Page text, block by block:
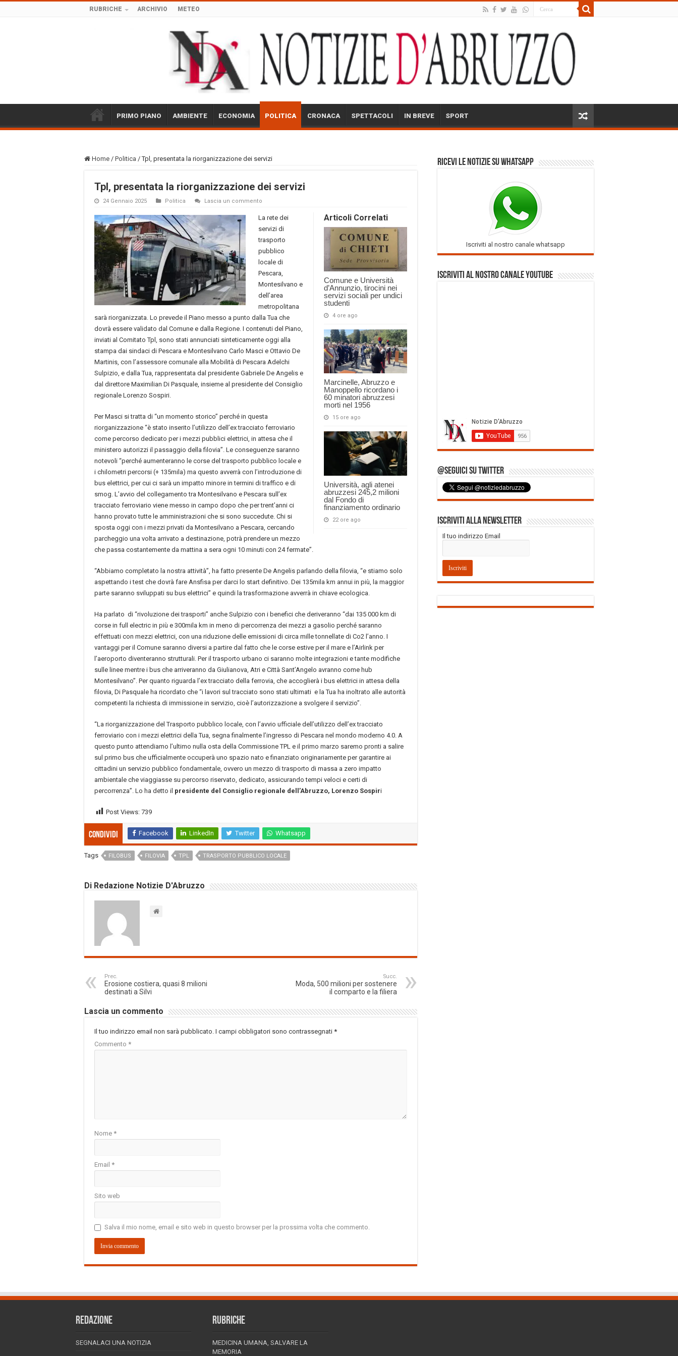
RUBRICHE ARCHIVIO METEO
PRIMO PIANO AMBIENTE ECONOMIA POLITICA CRONACA SPETTACOLI IN BREVE SPORT
Home / Politica / Tpl, presentata la riorganizzazione dei servizi
Tpl, presentata la riorganizzazione dei servizi
24 Gennaio 2025 Politica Lascia un commento
Articoli Correlati
Comune e Università
d’Annunzio, tirocini nei
servizi sociali per undici
studenti
4 ore ago
Marcinelle, Abruzzo e
Manoppello ricordano i
60 minatori abruzzesi
morti nel 1956
15 ore ago
Università, agli atenei
abruzzesi 245,2 milioni
dal Fondo di
finanziamento ordinario
22 ore ago
La rete dei
servizi di
trasporto
pubblico
locale di
Pescara,
Montesilvano e
dell’area
metropolitana
sarà riorganizzata. Lo prevede il Piano messo a punto dalla Tua che
dovrà essere validato dal Comune e dalla Regione. I contenuti del Piano,
inviati al Comitato Tpl, sono stati annunciati sinteticamente oggi alla
stampa dai sindaci di Pescara e Montesilvano Carlo Masci e Ottavio De
Martinis, con l’assessore comunale alla Mobilità di Pescara Adelchi
Sulpizio, e dalla Tua, rappresentata dal presidente Gabriele De Angelis e
dal direttore Maximilian Di Pasquale, insieme al presidente del Consiglio
regionale Lorenzo Sospiri.
Per Masci si tratta di “un momento storico” perché in questa
riorganizzazione “è stato inserito l’utilizzo dell’ex tracciato ferroviario
come percorso dedicato per i mezzi pubblici elettrici, in attesa che il
ministero autorizzi il passaggio della filovia”. Le conseguenze saranno
notevoli “perché aumenteranno le corse del trasporto pubblico locale e
i chilometri percorsi (+ 135mila) ma questo avverrà con l’introduzione di
bus elettrici, per cui ci sarà un impatto minore in termini di traffico e di
smog. L’avvio del collegamento tra Montesilvano e Pescara sull’ex
tracciato ferroviario viene messo in campo dopo che per trent’anni ci
hanno provato tutte le amministrazioni che si sono succedute. Chi si
sposta oggi con i mezzi privati da Montesilvano a Pescara, cercando
parcheggio una volta arrivato a destinazione, potrà prendere un mezzo
che passa costantemente da mattina a sera ogni 10 minuti con 24 fermate”.
“Abbiamo completato la nostra attività”, ha fatto presente De Angelis parlando della filovia, “e stiamo solo
aspettando i test che dovrà fare Ansfisa per darci lo start definitivo. Dei 135mila km annui in più, la maggior
parte saranno sviluppati su bus elettrici” e quindi la trasformazione avverrà in chiave ecologica.
Ha parlato di “rivoluzione dei trasporti” anche Sulpizio con i benefici che deriveranno “dai 135 000 km di
corse in full electric in più e 300mila km in meno di percorrenza dei mezzi a gasolio perché saranno
effettuati con mezzi elettrici, con una riduzione delle emissioni di circa mille tonnellate di Co2 l’anno. I
vantaggi per il Comune saranno diversi a partire dal fatto che le corse estive per il mare e l’Airlink per
l’aeroporto diventeranno strutturali. Per il trasporto urbano ci saranno molte integrazioni e tante modifiche
sulle linee mentre i bus che arriveranno da Giulianova, Atri e Città Sant’Angelo avranno come hub
Montesilvano”. Per quanto riguarda l’ex tracciato della ferrovia, che accoglierà i bus elettrici in attesa della
filovia, Di Pasquale ha ricordato che “i lavori sul tracciato sono stati ultimati e la Tua ha inoltrato alle autorità
competenti la richiesta di immissione in servizio, cioè l’autorizzazione a svolgere il servizio”.
“La riorganizzazione del Trasporto pubblico locale, con l’avvio ufficiale dell’utilizzo dell’ex tracciato
ferroviario con i mezzi elettrici della Tua, segna finalmente l’ingresso di Pescara nel mondo moderno 4.0. A
questo punto attendiamo l’ultimo nulla osta della Commissione TPL e il primo marzo saremo pronti a salire
sul primo bus che ufficialmente occuperà uno spazio nato e finanziato originariamente per garantire ai
cittadini un servizio pubblico fondamentale, ovvero un mezzo di trasporto di massa a zero impatto
ambientale che viaggiasse su percorso riservato, dedicato, assicurando tempi veloci e certi di
percorrenza”. Lo ha detto il presidente del Consiglio regionale dell’Abruzzo, Lorenzo Sospiri
Post Views: 739
Condividi Facebook LinkedIn Twitter Whatsapp
Tags FILOBUS FILOVIA TPL TRASPORTO PUBBLICO LOCALE
Di Redazione Notizie D'Abruzzo
Prec.
Erosione costiera, quasi 8 milioni
destinati a Silvi
Succ.
Moda, 500 milioni per sostenere
il comparto e la filiera
Lascia un commento
Il tuo indirizzo email non sarà pubblicato. I campi obbligatori sono contrassegnati *
Commento *
Nome *
Email *
Sito web
Salva il mio nome, email e sito web in questo browser per la prossima volta che commento.
Ricevi le notizie su Whatsapp
Iscriviti al nostro canale whatsapp
Iscriviti al nostro Canale Youtube
@Seguici su Twitter
Iscriviti alla Newsletter
Il tuo indirizzo Email
REDAZIONE
SEGNALACI UNA NOTIZIA
RUBRICHE
MEDICINA UMANA, SALVARE LA
MEMORIA